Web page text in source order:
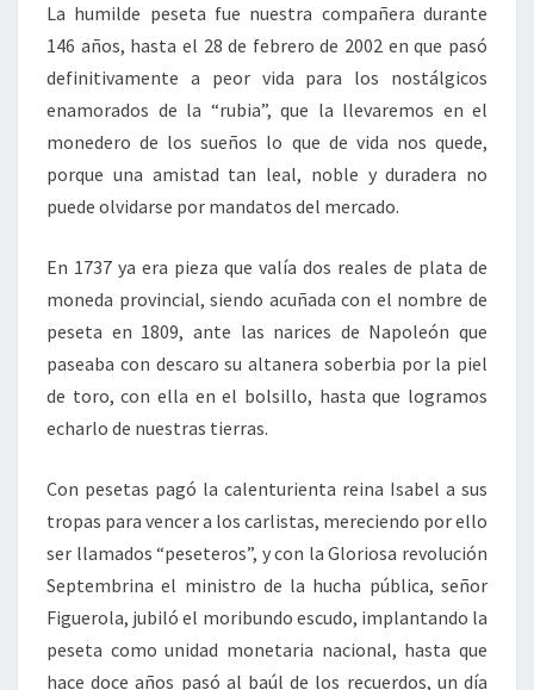
La humilde peseta fue nuestra compañera durante
146 años, hasta el 28 de febrero de 2002 en que pasó
definitivamente a peor vida para los nostálgicos
enamorados de la “rubia”, que la llevaremos en el
monedero de los sueños lo que de vida nos quede,
porque una amistad tan leal, noble y duradera no
puede olvidarse por mandatos del mercado.
En 1737 ya era pieza que valía dos reales de plata de
moneda provincial, siendo acuñada con el nombre de
peseta en 1809, ante las narices de Napoleón que
paseaba con descaro su altanera soberbia por la piel
de toro, con ella en el bolsillo, hasta que logramos
echarlo de nuestras tierras.
Con pesetas pagó la calenturienta reina Isabel a sus
tropas para vencer a los carlistas, mereciendo por ello
ser llamados “peseteros”, y con la Gloriosa revolución
Septembrina el ministro de la hucha pública, señor
Figuerola, jubiló el moribundo escudo, implantando la
peseta como unidad monetaria nacional, hasta que
hace doce años pasó al baúl de los recuerdos, un día